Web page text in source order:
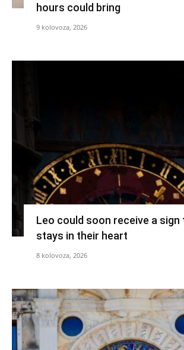
hours could bring
9 kolovoza, 2026
Leo could soon receive a sign
stays in their heart
8 kolovoza, 2026